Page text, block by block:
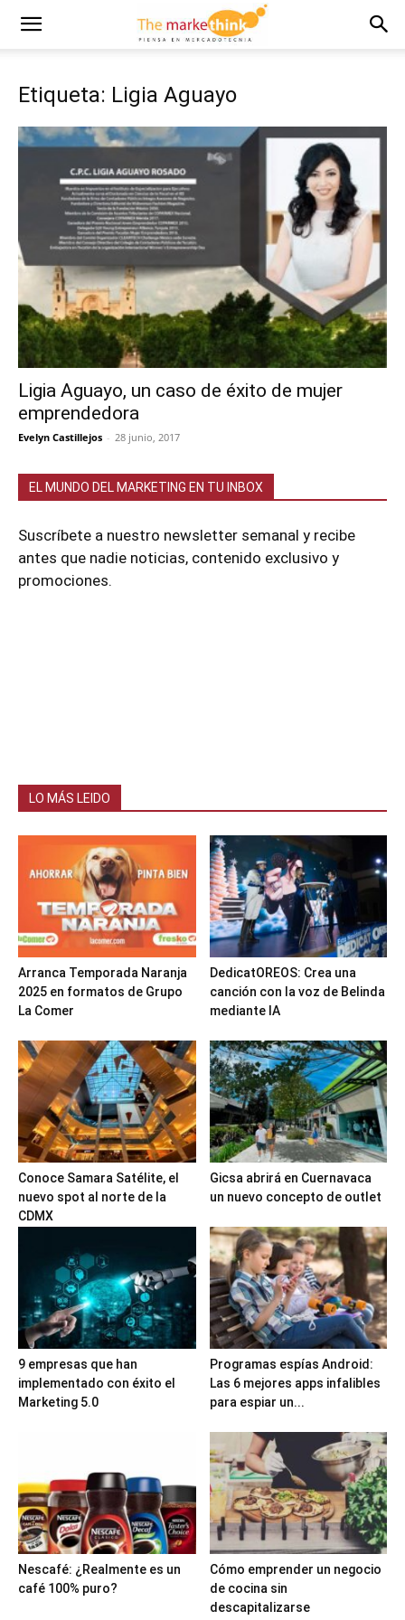
Etiqueta: Ligia Aguayo
Ligia Aguayo, un caso de éxito de mujer
emprendedora
Evelyn Castillejos - 28 junio, 2017
EL MUNDO DEL MARKETING EN TU INBOX
Suscríbete a nuestro newsletter semanal y recibe
antes que nadie noticias, contenido exclusivo y
promociones.
LO MÁS LEIDO
Arranca Temporada Naranja
2025 en formatos de Grupo
La Comer
DedicatOREOS: Crea una
canción con la voz de Belinda
mediante IA
Conoce Samara Satélite, el
nuevo spot al norte de la
CDMX
Gicsa abrirá en Cuernavaca
un nuevo concepto de outlet
9 empresas que han
implementado con éxito el
Marketing 5.0
Programas espías Android:
Las 6 mejores apps infalibles
para espiar un...
Nescafé: ¿Realmente es un
café 100% puro?
Cómo emprender un negocio
de cocina sin
descapitalizarse